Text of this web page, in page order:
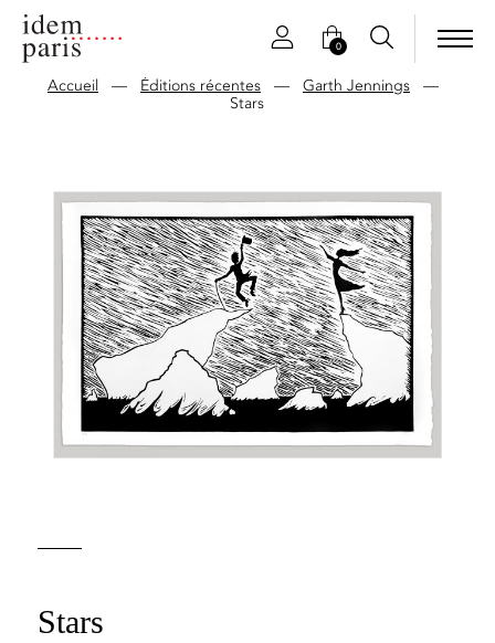
0
Accueil — Éditions récentes— Garth Jennings—
Stars
Stars